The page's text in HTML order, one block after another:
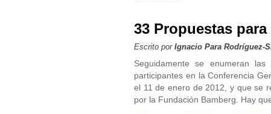
33 Propuestas
Escrito por Ignacio Para Rodríguez-
Seguidamente se enumeran
participantes en la Conferencia
el 11 de enero de 2012, y que se
por la Fundación Bamberg. Hay